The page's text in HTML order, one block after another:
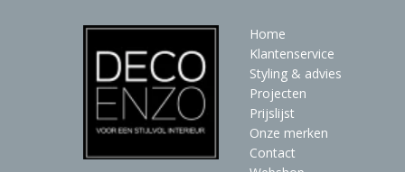
Home
Klantenservice
Styling & advies
Projecten
Prijslijst
Onze merken
Contact